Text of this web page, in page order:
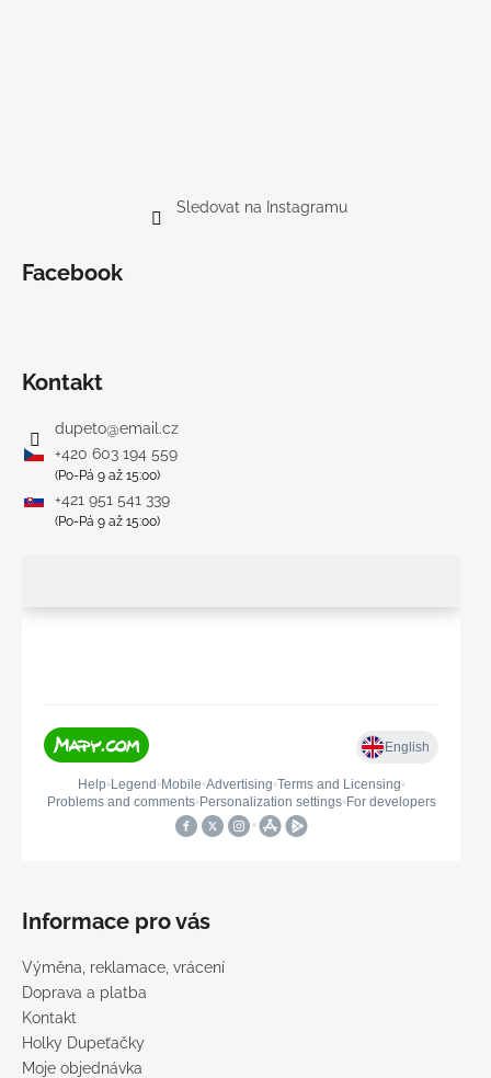
Sledovat na Instagramu
Facebook
Kontakt
dupeto@email.cz
+420 603 194 559
(Po-Pá 9 až 15:00)
+421 951 541 339
(Po-Pá 9 až 15:00)
Informace pro vás
Výměna, reklamace, vrácení
Doprava a platba
Kontakt
Holky Dupeťačky
Moje objednávka